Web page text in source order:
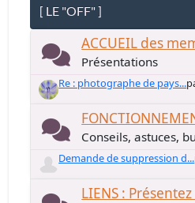
[ LE "OFF" ]
ACCUEIL des
Présentations
Re : photographe de pays...
Conseils, astuces,
Demande de suppression d...
LIENS :